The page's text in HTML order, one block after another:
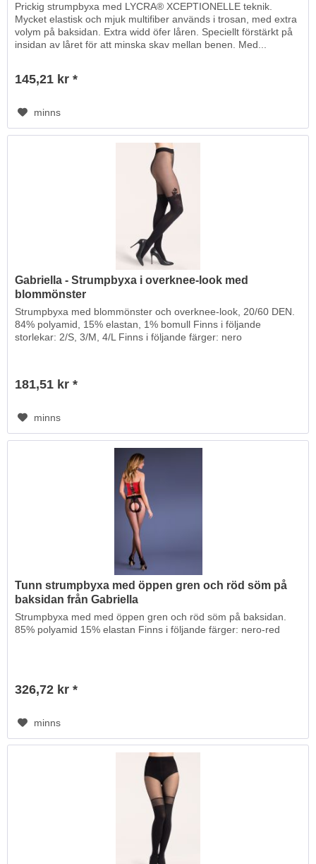
Prickig strumpbyxa med LYCRA® XCEPTIONELLE teknik.
Mycket elastisk och mjuk multifiber används i trosan, med extra
volym på baksidan. Extra widd öfer låren. Speciellt förstärkt på
insidan av låret för att minska skav mellan benen. Med...
145,21 kr *
minns
Gabriella - Strumpbyxa i overknee-look med
blommönster
Strumpbyxa med blommönster och overknee-look, 20/60 DEN.
84% polyamid, 15% elastan, 1% bomull Finns i följande
storlekar: 2/S, 3/M, 4/L Finns i följande färger: nero
181,51 kr *
minns
Tunn strumpbyxa med öppen gren och röd söm på
baksidan från Gabriella
Strumpbyxa med med öppen gren och röd söm på baksidan.
85% polyamid 15% elastan Finns i följande färger: nero-red
326,72 kr *
minns